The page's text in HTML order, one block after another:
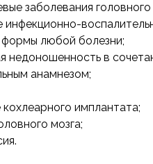
заболевания головного
инфекционно-
любой болезни;
недоношенность в
анамнезом;
кохлеарного имплантата;
мозга;